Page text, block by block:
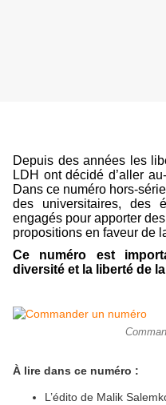
Depuis des années les
LDH ont décidé d’aller
Dans ce numéro hors-
des universitaires, des
engagés pour apporter
propositions en faveur de
Ce numéro est
diversité et la liberté de
À lire dans ce numéro :
L’édito de Malik